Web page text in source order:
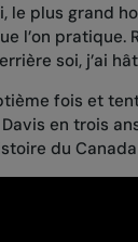
le plus grand
l’on pratique.
soi, j’ai
fois et
en trois
du